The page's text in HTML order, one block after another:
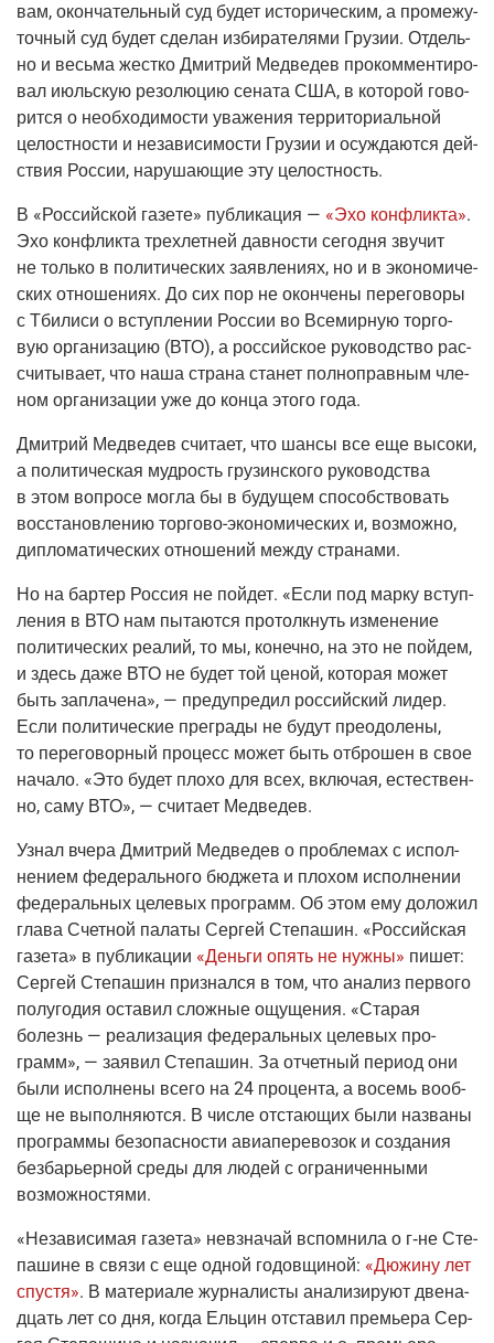
вам, окон­ча­тель­ный суд будет исто­ри­че­ским, а про­ме­жу­
точ­ный суд будет сде­лан изби­ра­те­ля­ми Гру­зии. Отдель­
но и весь­ма жест­ко Дмит­рий Мед­ве­дев про­ком­мен­ти­ро­
вал июль­скую резо­лю­цию сена­та США, в кото­рой гово­
рит­ся о необ­хо­ди­мо­сти ува­же­ния тер­ри­то­ри­аль­ной
целост­но­сти и неза­ви­си­мо­сти Гру­зии и осуж­да­ют­ся дей­
ствия Рос­сии, нару­ша­ю­щие эту целостность.
В «Рос­сий­ской газе­те» пуб­ли­ка­ция — «Эхо кон­флик­та».
Эхо кон­флик­та трех­лет­ней дав­но­сти сего­дня зву­чит
не толь­ко в поли­ти­че­ских заяв­ле­ни­ях, но и в эко­но­ми­че­
ских отно­ше­ни­ях. До сих пор не окон­че­ны пере­го­во­ры
с Тби­ли­си о вступ­ле­нии Рос­сии во Все­мир­ную тор­го­
вую орга­ни­за­цию (ВТО), а рос­сий­ское руко­вод­ство рас­
счи­ты­ва­ет, что наша стра­на ста­нет пол­но­прав­ным чле­
ном орга­ни­за­ции уже до кон­ца это­го года.
Дмит­рий Мед­ве­дев счи­та­ет, что шан­сы все еще высо­ки,
а поли­ти­че­ская муд­рость гру­зин­ско­го руко­вод­ства
в этом вопро­се мог­ла бы в буду­щем спо­соб­ство­вать
вос­ста­нов­ле­нию тор­го­во-эко­но­ми­че­ских и, воз­мож­но,
дипло­ма­ти­че­ских отно­ше­ний меж­ду странами.
Но на бар­тер Рос­сия не пой­дет. «Если под мар­ку вступ­
ле­ния в ВТО нам пыта­ют­ся про­толк­нуть изме­не­ние
поли­ти­че­ских реа­лий, то мы, конеч­но, на это не пой­дем,
и здесь даже ВТО не будет той ценой, кото­рая может
быть запла­че­на», — пре­ду­пре­дил рос­сий­ский лидер.
Если поли­ти­че­ские пре­гра­ды не будут пре­одо­ле­ны,
то пере­го­вор­ный про­цесс может быть отбро­шен в свое
нача­ло. «Это будет пло­хо для всех, вклю­чая, есте­ствен­
но, саму ВТО», — счи­та­ет Медведев.
Узнал вче­ра Дмит­рий Мед­ве­дев о про­бле­мах с испол­
не­ни­ем феде­раль­но­го бюд­же­та и пло­хом испол­не­нии
феде­раль­ных целе­вых про­грамм. Об этом ему доло­жил
гла­ва Счет­ной пала­ты Сер­гей Сте­па­шин. «Рос­сий­ская
газе­та» в пуб­ли­ка­ции «День­ги опять не нуж­ны» пишет:
Сер­гей Сте­па­шин при­знал­ся в том, что ана­лиз пер­во­го
полу­го­дия оста­вил слож­ные ощу­ще­ния. «Ста­рая
болезнь — реа­ли­за­ция феде­раль­ных целе­вых про­
грамм», — заявил Сте­па­шин. За отчет­ный пери­од они
были испол­не­ны все­го на 24 про­цен­та, а восемь вооб­
ще не выпол­ня­ют­ся. В чис­ле отста­ю­щих были назва­ны
про­грам­мы без­опас­но­сти авиа­пе­ре­во­зок и созда­ния
без­ба­рьер­ной сре­ды для людей с огра­ни­чен­ны­ми
возможностями.
«Неза­ви­си­мая газе­та» невзна­чай вспом­ни­ла о г‑не Сте­
па­шине в свя­зи с еще одной годов­щи­ной: «Дюжи­ну лет
спу­стя». В мате­ри­а­ле жур­на­ли­сты ана­ли­зи­ру­ют две­на­
дцать лет со дня, когда Ель­цин отста­вил пре­мье­ра Сер­